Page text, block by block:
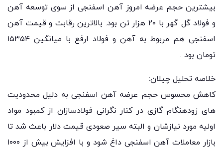
بیشترین حجم عرضه امروز آهن اسفنجی از سوی توسعه آهن
و فولاد گل گهر با ۲۰ هزار تن بود. بالاترین رقابت و قیمت آهن
اسفنجی هم مربوط به آهن و فولاد ارفع با میانگین ۱۵۳۵۴
تومان بود .
خلاصه تحلیل چیلان:
کاهش محسوس حجم عرضه آهن اسفنجی به دلیل محدودیت
های زودهنگام گازی در کنار نگرانی فولادسازان از کمبود مواد
اولیه مورد نیازشان و البته سیر صعودی قیمت دلار باعث شد تا
بازار معاملات آهن اسفنجی داغ شود و با افزایش بیش از ۱۰۰۰